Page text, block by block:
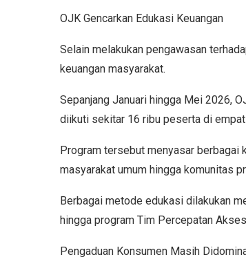
OJK Gencarkan Edukasi Keuangan
Selain melakukan pengawasan
keuangan masyarakat.
Sepanjang Januari hingga Mei 2026,
diikuti sekitar 16 ribu peserta di empat
Program tersebut menyasar berbagai
masyarakat umum hingga komunitas
Berbagai metode edukasi dilakukan
hingga program Tim Percepatan
Pengaduan Konsumen Masih